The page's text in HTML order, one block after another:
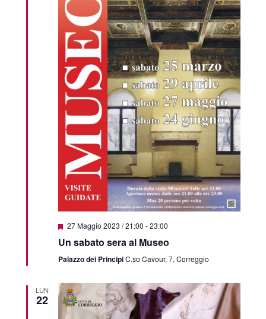
Featured
27 Maggio 2023 / 21:00 -23:00
Un sabato sera al Museo
Palazzo dei PrincipiC.so Cavour, 7, Correggio
LUN
22